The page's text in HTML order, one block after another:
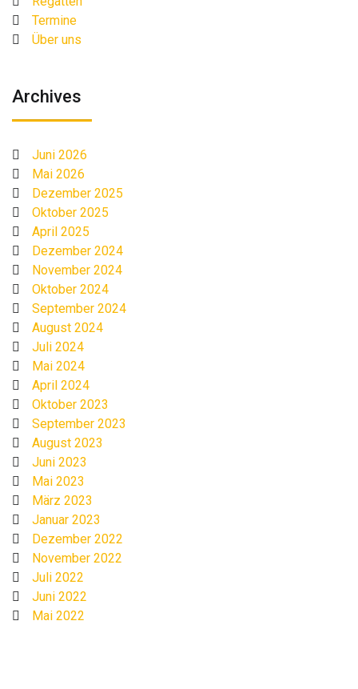
Termine
Über uns
Archives
Juni 2026
Mai 2026
Dezember 2025
Oktober 2025
April 2025
Dezember 2024
November 2024
Oktober 2024
September 2024
August 2024
Juli 2024
Mai 2024
April 2024
Oktober 2023
September 2023
August 2023
Juni 2023
Mai 2023
März 2023
Januar 2023
Dezember 2022
November 2022
Juli 2022
Juni 2022
Mai 2022